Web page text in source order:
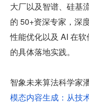
大厂以及智谱、硅基
的 50+资深专家，深
性能优化以及 AI 在
的具体落地实践。
智象未来算法科学家
模态内容生成：从技